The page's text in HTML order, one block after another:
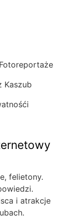
Fotoreportaże
Kaszub
felietony.
i atrakcje